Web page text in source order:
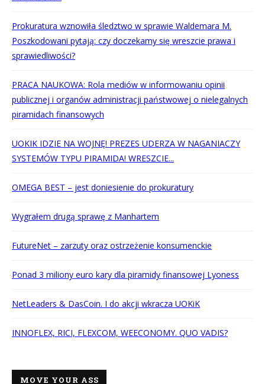
Prokuratura wznowiła śledztwo w sprawie Waldemara M.
Poszkodowani pytają: czy doczekamy się wreszcie prawa i
sprawiedliwości?
PRACA NAUKOWA: Rola mediów w informowaniu opinii
publicznej i organów administracji państwowej o nielegalnych
piramidach finansowych
UOKIK IDZIE NA WOJNĘ! PREZES UDERZA W NAGANIACZY
SYSTEMÓW TYPU PIRAMIDA! WRESZCIE...
OMEGA BEST – jest doniesienie do prokuratury
Wygrałem drugą sprawę z Manhartem
FutureNet – zarzuty oraz ostrzeżenie konsumenckie
Ponad 3 miliony euro kary dla piramidy finansowej Lyoness
NetLeaders & DasCoin. I do akcji wkracza UOKiK
INNOFLEX, RICI, FLEXCOM, WEECONOMY. QUO VADIS?
MOVE YOUR ASS